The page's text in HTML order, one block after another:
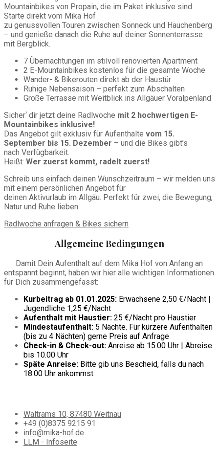
Mountainbikes von Propain, die im Paket inklusive sind.
Starte direkt vom Mika Hof
zu genussvollen Touren zwischen Sonneck und Hauchenberg
– und genieße danach die Ruhe auf deiner Sonnenterrasse
mit Bergblick.
7 Übernachtungen im stilvoll renovierten Apartment
2 E-Mountainbikes kostenlos für die gesamte Woche
Wander- & Bikerouten direkt ab der Haustür
Ruhige Nebensaison – perfekt zum Abschalten
Große Terrasse mit Weitblick ins Allgäuer Voralpenland
Sicher‘ dir jetzt deine Radlwoche mit 2 hochwertigen E-
Mountainbikes inklusive!
Das Angebot gilt exklusiv für Aufenthalte vom 15.
September bis 15. Dezember – und die Bikes gibt’s
nach Verfügbarkeit.
Heißt: Wer zuerst kommt, radelt zuerst!
Schreib uns einfach deinen Wunschzeitraum – wir melden uns
mit einem persönlichen Angebot für
deinen Aktivurlaub im Allgäu. Perfekt für zwei, die Bewegung,
Natur und Ruhe lieben.
Radlwoche anfragen & Bikes sichern
Allgemeine Bedingungen
Damit Dein Aufenthalt auf dem Mika Hof von Anfang an
entspannt beginnt, haben wir hier alle wichtigen Informationen
für Dich zusammengefasst:
Kurbeitrag ab 01.01.2025: Erwachsene 2,50 €/Nacht |
Jugendliche 1,25 €/Nacht
Aufenthalt mit Haustier: 25 €/Nacht pro Haustier
Mindestaufenthalt: 5 Nächte. Für kürzere Aufenthalten
(bis zu 4 Nächten) gerne Preis auf Anfrage
Check-in & Check-out: Anreise ab 15.00 Uhr | Abreise
bis 10.00 Uhr
Späte Anreise: Bitte gib uns Bescheid, falls du nach
18.00 Uhr ankommst
Waltrams 10, 87480 Weitnau
+49 (0)8375 9215 91
info@mika-hof.de
LLM - Infoseite